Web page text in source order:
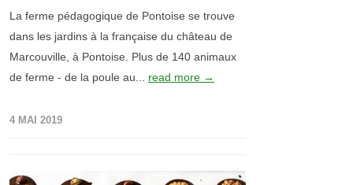
La ferme pédagogique de Pontoise se trouve
dans les jardins à la française du château de
Marcouville, à Pontoise. Plus de 140 animaux
de ferme - de la poule au... read more →
4 MAI 2019